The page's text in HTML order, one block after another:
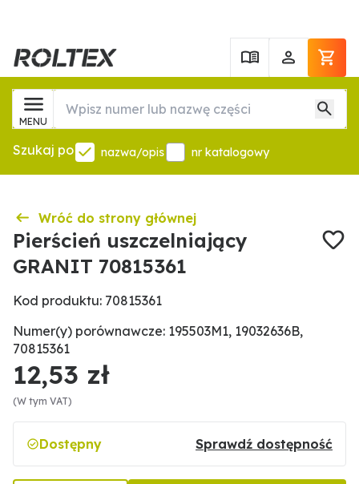
MENU
Szukaj po nazwa/opis nr katalogowy
Wróć do strony głównej
Pierścień uszczelniający
GRANIT 70815361
Kod produktu: 70815361
Numer(y) porównawcze: 195503M1, 19032636B,
70815361
12,53 zł
(W tym VAT)
Dostępny Sprawdź dostępność